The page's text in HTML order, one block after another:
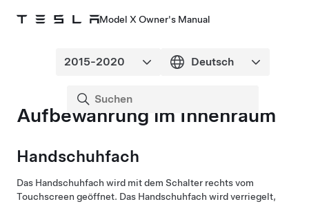
Model X Owner's Manual
Aufbewahrung im Innenraum
Handschuhfach
Das Handschuhfach wird mit dem Schalter rechts vom
Touchscreen geöffnet. Das Handschuhfach wird verriegelt,